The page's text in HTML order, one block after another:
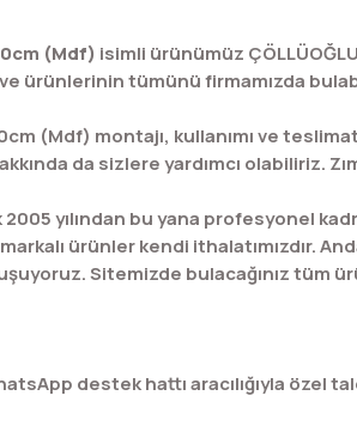
(Mdf) isimli ürünümüz
ve ürünlerinin tümünü firmamızda
(Mdf) montajı, kullanımı ve
da sizlere yardımcı olabiliriz.
2005 yılından bu yana profesyonel
markalı ürünler kendi ithalatımızdır.
Sitemizde bulacağınız tüm
destek hattı aracılığıyla